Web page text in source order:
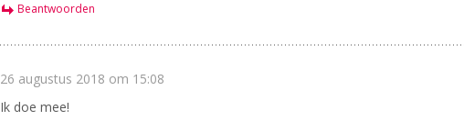
Beantwoorden
26 augustus 2018 om 15:08
Ik doe mee!